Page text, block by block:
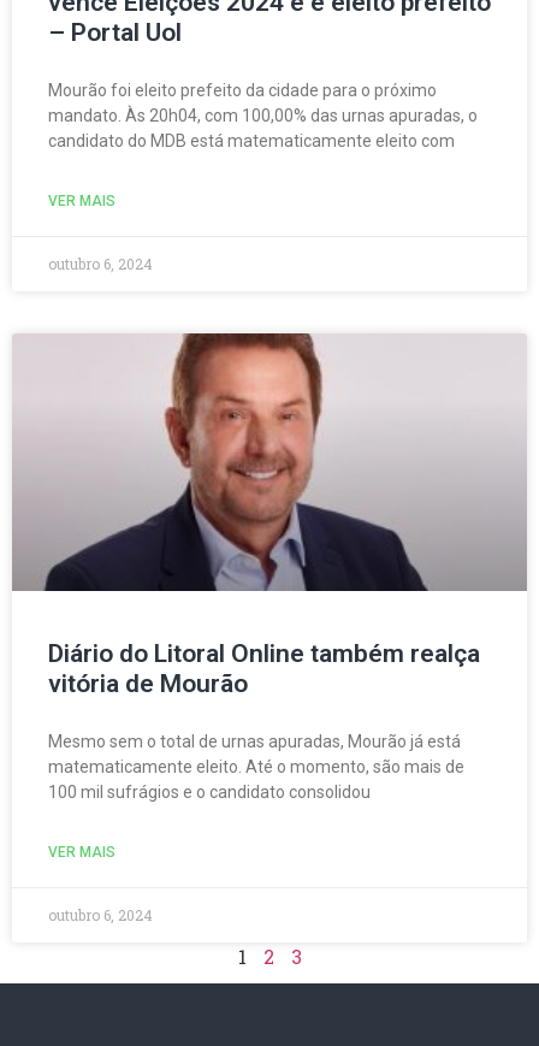
– Portal Uol
Mourão foi eleito prefeito da cidade para o próximo
mandato. Às 20h04, com 100,00% das urnas apuradas, o
candidato do MDB está matematicamente eleito com
VER MAIS
outubro 6, 2024
Diário do Litoral Online também realça
vitória de Mourão
Mesmo sem o total de urnas apuradas, Mourão já está
matematicamente eleito. Até o momento, são mais de
100 mil sufrágios e o candidato consolidou
VER MAIS
outubro 6, 2024
1 2 3